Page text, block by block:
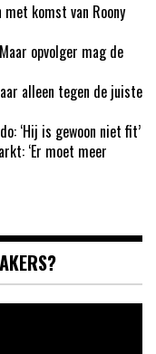
met komst van Roony
opvolger mag de
alleen tegen de juiste
‘Hij is gewoon niet fit’
‘Er moet meer